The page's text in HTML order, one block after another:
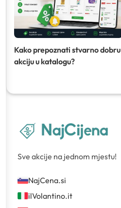
Kako prepoznati stvarno dobru
akciju u katalogu?
Sve akcije na jednom mjestu!
NajCena.si
ilVolantino.it